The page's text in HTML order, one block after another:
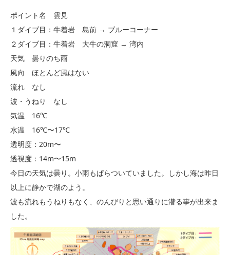
ポイント名 雲見
１ダイブ目：牛着岩 島前 → ブルーコーナー
２ダイブ目：牛着岩 大牛の洞窟 → 湾内
天気 曇りのち雨
風向 ほとんど風はない
流れ なし
波・うねり なし
気温 16℃
水温 16℃〜17℃
透明度：20m〜
透視度：14m〜15m
今日の天気は曇り。小雨もぱらついていました。しかし海は昨日
以上に静かで湖のよう。
波も流れもうねりもなく、のんびりと思い通りに潜る事が出来ま
した。